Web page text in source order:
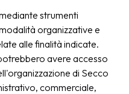
strumenti
organizzative e
alle finalità indicate.
avere accesso
di Secco
commerciale,